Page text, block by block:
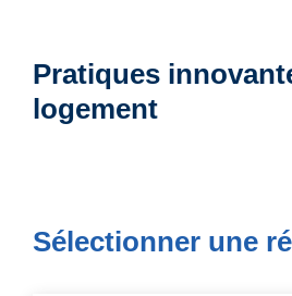
Pratiques
logement
Sélectionner une